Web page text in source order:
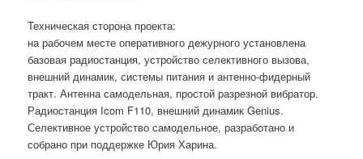
Техническая сторона проекта:
на рабочем месте оперативного дежурного установлена
базовая радиостанция, устройство селективного вызова,
внешний динамик, системы питания и антенно-фидерный
тракт. Антенна самодельная, простой разрезной вибратор.
Радиостанция Icom F110, внешний динамик Genius.
Селективное устройство самодельное, разработано и
собрано при поддержке Юрия Харина.